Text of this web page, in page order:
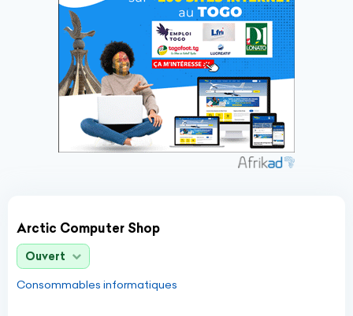
Arctic Computer Shop
Ouvert
Consommables informatiques